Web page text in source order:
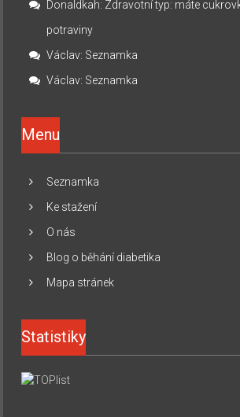
Donaldkah: Zdravotní typ: máte
potraviny
Václav: Seznamka
Václav: Seznamka
Menu
Seznamka
Ke stažení
O nás
Blog o běhání diabetika
Mapa stránek
Statistiky